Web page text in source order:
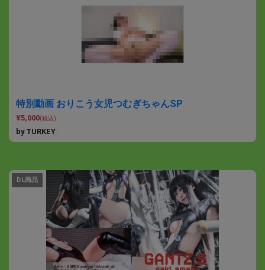
特別動画 おりこう女児つむぎちゃんSP
¥5,000(税込)
by TURKEY
DL商品